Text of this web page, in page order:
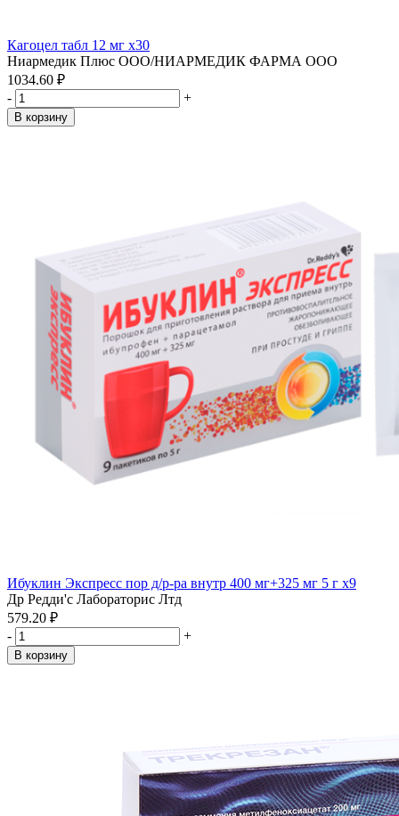
Кагоцел табл 12 мг x30
Ниармедик Плюс ООО/НИАРМЕДИК ФАРМА ООО
1034.60 ₽
-
+
В корзину
Ибуклин Экспресс пор д/р-ра внутр 400 мг+325 мг 5 г x9
Др Редди'с Лабораторис Лтд
579.20 ₽
-
+
В корзину